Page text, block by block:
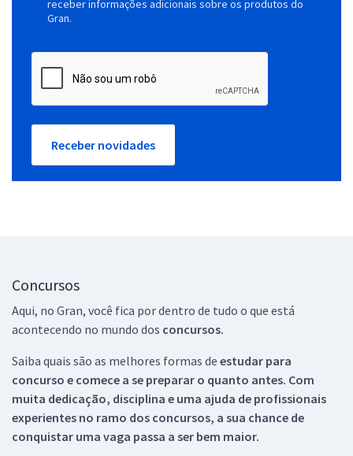
receber informações adicionais sobre os produtos do
Gran.
Receber novidades
Concursos
Aqui, no Gran, você fica por dentro de tudo o que está
acontecendo no mundo dos concursos.
Saiba quais são as melhores formas de estudar para
concurso e comece a se preparar o quanto antes. Com
muita dedicação, disciplina e uma ajuda de profissionais
experientes no ramo dos concursos, a sua chance de
conquistar uma vaga passa a ser bem maior.